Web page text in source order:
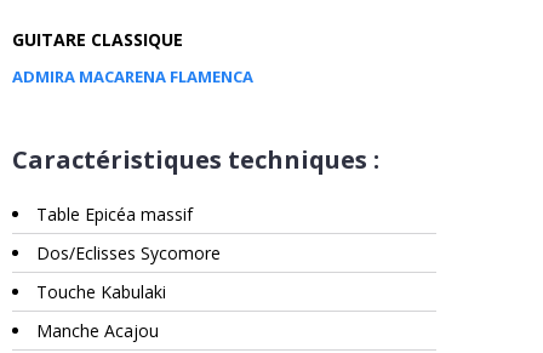
GUITARE CLASSIQUE
ADMIRA MACARENA FLAMENCA
Caractéristiques techniques :
Table Epicéa massif
Dos/Eclisses Sycomore
Touche Kabulaki
Manche Acajou